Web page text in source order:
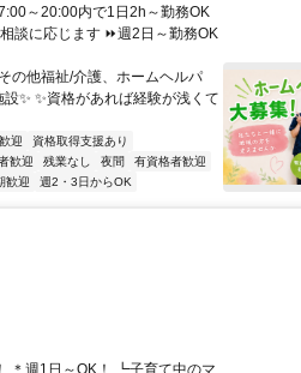
～20:00内で1日2h～勤務OK
談に応じます ⏩週2日～勤務OK
の他福祉/介護、ホームヘルパ
✨ ✨資格があれば経験が浅くて
迎
資格取得支援あり
歓迎 残業なし 夜間
有資格者歓迎
歓迎 週2・3日からOK
＊週1日～OK！ ┗子育て中のマ